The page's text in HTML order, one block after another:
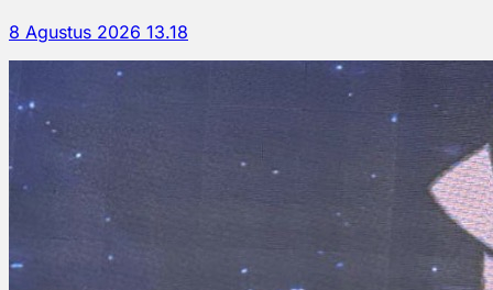
8 Agustus 2026 13.18